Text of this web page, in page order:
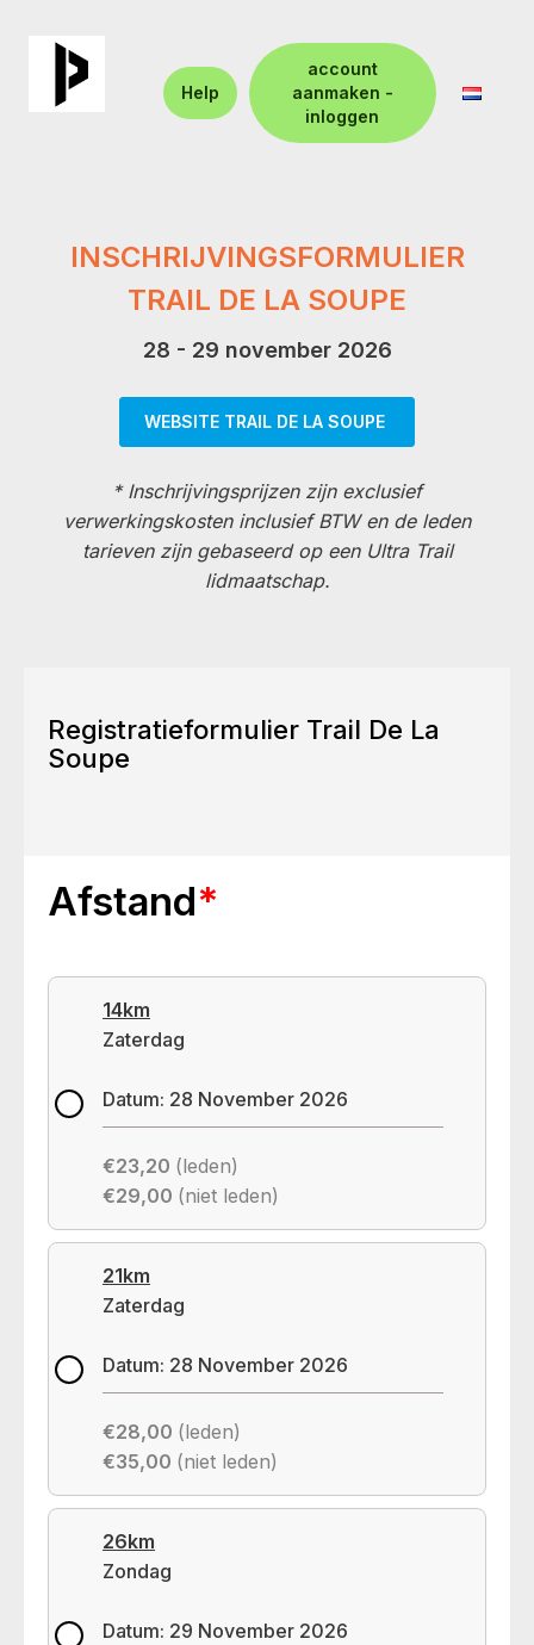
Help
account
aanmaken -
inloggen
INSCHRIJVINGSFORMULIER
TRAIL DE LA SOUPE
28 - 29 november 2026
WEBSITE TRAIL DE LA SOUPE
* Inschrijvingsprijzen zijn exclusief
verwerkingskosten inclusief BTW en de leden
tarieven zijn gebaseerd op een Ultra Trail
lidmaatschap.
Registratieformulier Trail De La
Soupe
Afstand*
14km
Zaterdag
Datum: 28 November 2026
€23,20 (leden)
€29,00 (niet leden)
21km
Zaterdag
Datum: 28 November 2026
€28,00 (leden)
€35,00 (niet leden)
26km
Zondag
Datum: 29 November 2026